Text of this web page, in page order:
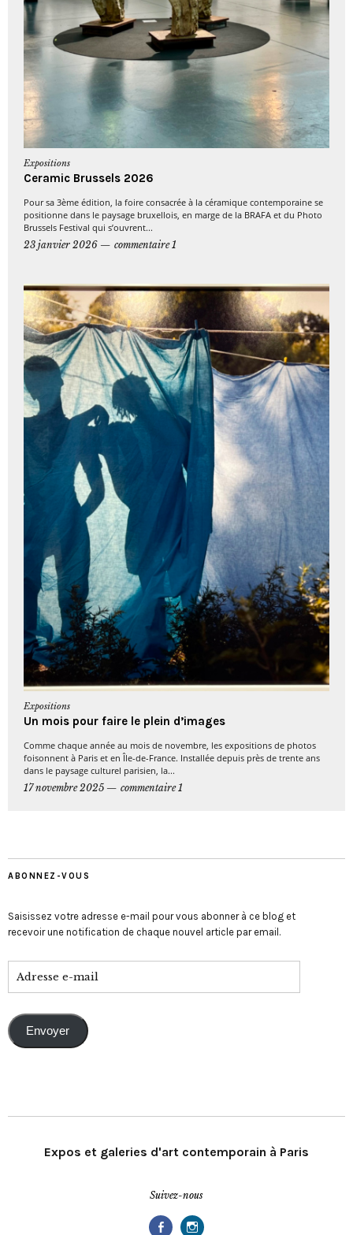
Expositions
Ceramic Brussels 2026
Pour sa 3ème édition, la foire consacrée à la céramique contemporaine se
positionne dans le paysage bruxellois, en marge de la BRAFA et du Photo
Brussels Festival qui s’ouvrent...
23 janvier 2026
commentaire 1
Expositions
Un mois pour faire le plein d’images
Comme chaque année au mois de novembre, les expositions de photos
foisonnent à Paris et en Île-de-France. Installée depuis près de trente ans
dans le paysage culturel parisien, la...
17 novembre 2025
commentaire 1
ABONNEZ-VOUS
Saisissez votre adresse e-mail pour vous abonner à ce blog et
recevoir une notification de chaque nouvel article par email.
Envoyer
Expos et galeries d'art contemporain à Paris
Suivez-nous